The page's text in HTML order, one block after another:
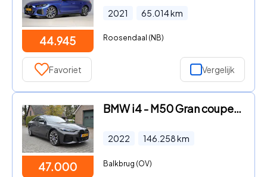
44.945
2021 65.014km
Roosendaal (NB)
Favoriet Vergelijk
47.000
BMW i4 - M50 Gran coupe M Sportstoelen i4 M50 M Sportsitze laser
2022 146.258km
Balkbrug (OV)